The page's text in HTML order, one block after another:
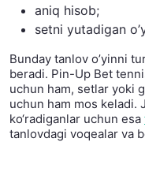
aniq hisob;
setni yutadigan
Bunday tanlov o’yinni
beradi. Pin-Up Bet
uchun ham, setlar yoki
uchun ham mos keladi.
ko‘radiganlar uchun esa
tanlovdagi voqealar va